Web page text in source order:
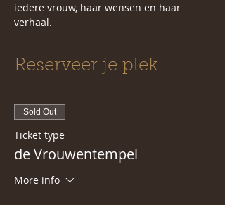
iedere vrouw, haar wensen en haar
verhaal.
Reserveer je plek
Sold Out
Ticket type
de Vrouwentempel
More info